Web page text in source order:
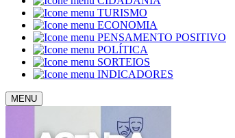
TURISMO
ECONOMIA
PENSAMENTO POSITIVO
POLÍTICA
SORTEIOS
INDICADORES
MENU